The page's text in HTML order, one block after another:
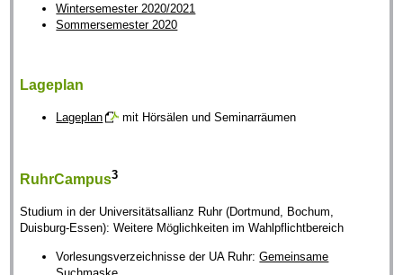
Wintersemester 2020/2021
Sommersemester 2020
Lageplan
Lageplan mit Hörsälen und Seminarräumen
RuhrCampus3
Studium in der Universitätsallianz Ruhr (Dortmund, Bochum,
Duisburg-Essen): Weitere Möglichkeiten im Wahlpflichtbereich
Vorlesungsverzeichnisse der UA Ruhr:Gemeinsame